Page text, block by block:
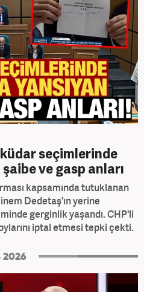
seçimlerinde
ve gasp anları
kapsamında tutuklanan
Dedetaş'ın yerine
gerginlik yaşandı. CHP'li
iptal etmesi tepki çekti.
2026